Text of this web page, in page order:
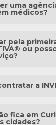
uma
médicos?
em
pela
ou
a
cada
fica em
cidades?